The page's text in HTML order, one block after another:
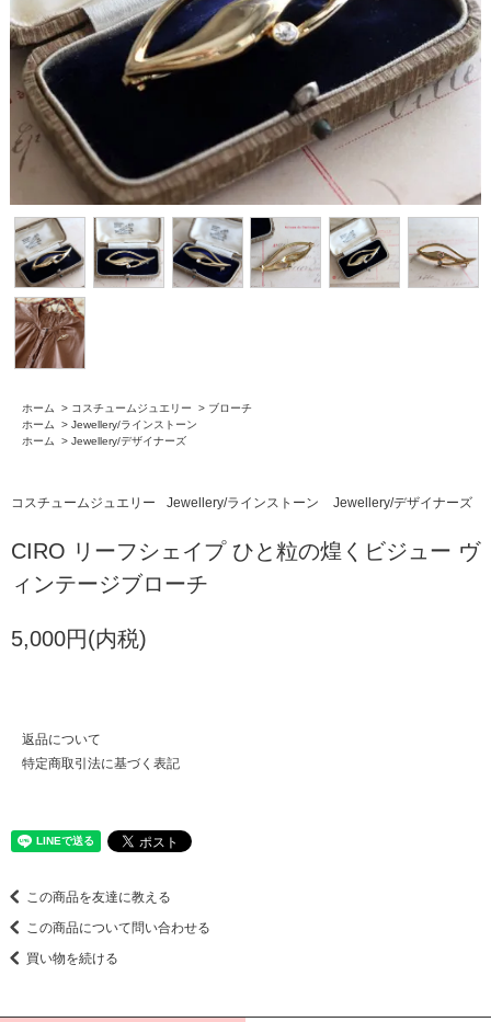
ホーム > コスチュームジュエリー > ブローチ
ホーム
> Jewellery/ラインストーン
ホーム
> Jewellery/デザイナーズ
コスチュームジュエリー Jewellery/ラインストーン Jewellery/デザイナーズ
CIRO リーフシェイプ ひと粒の煌くビジュー ヴ
ィンテージブローチ
5,000円(内税)
返品について
特定商取引法に基づく表記
この商品を友達に教える
この商品について問い合わせる
買い物を続ける